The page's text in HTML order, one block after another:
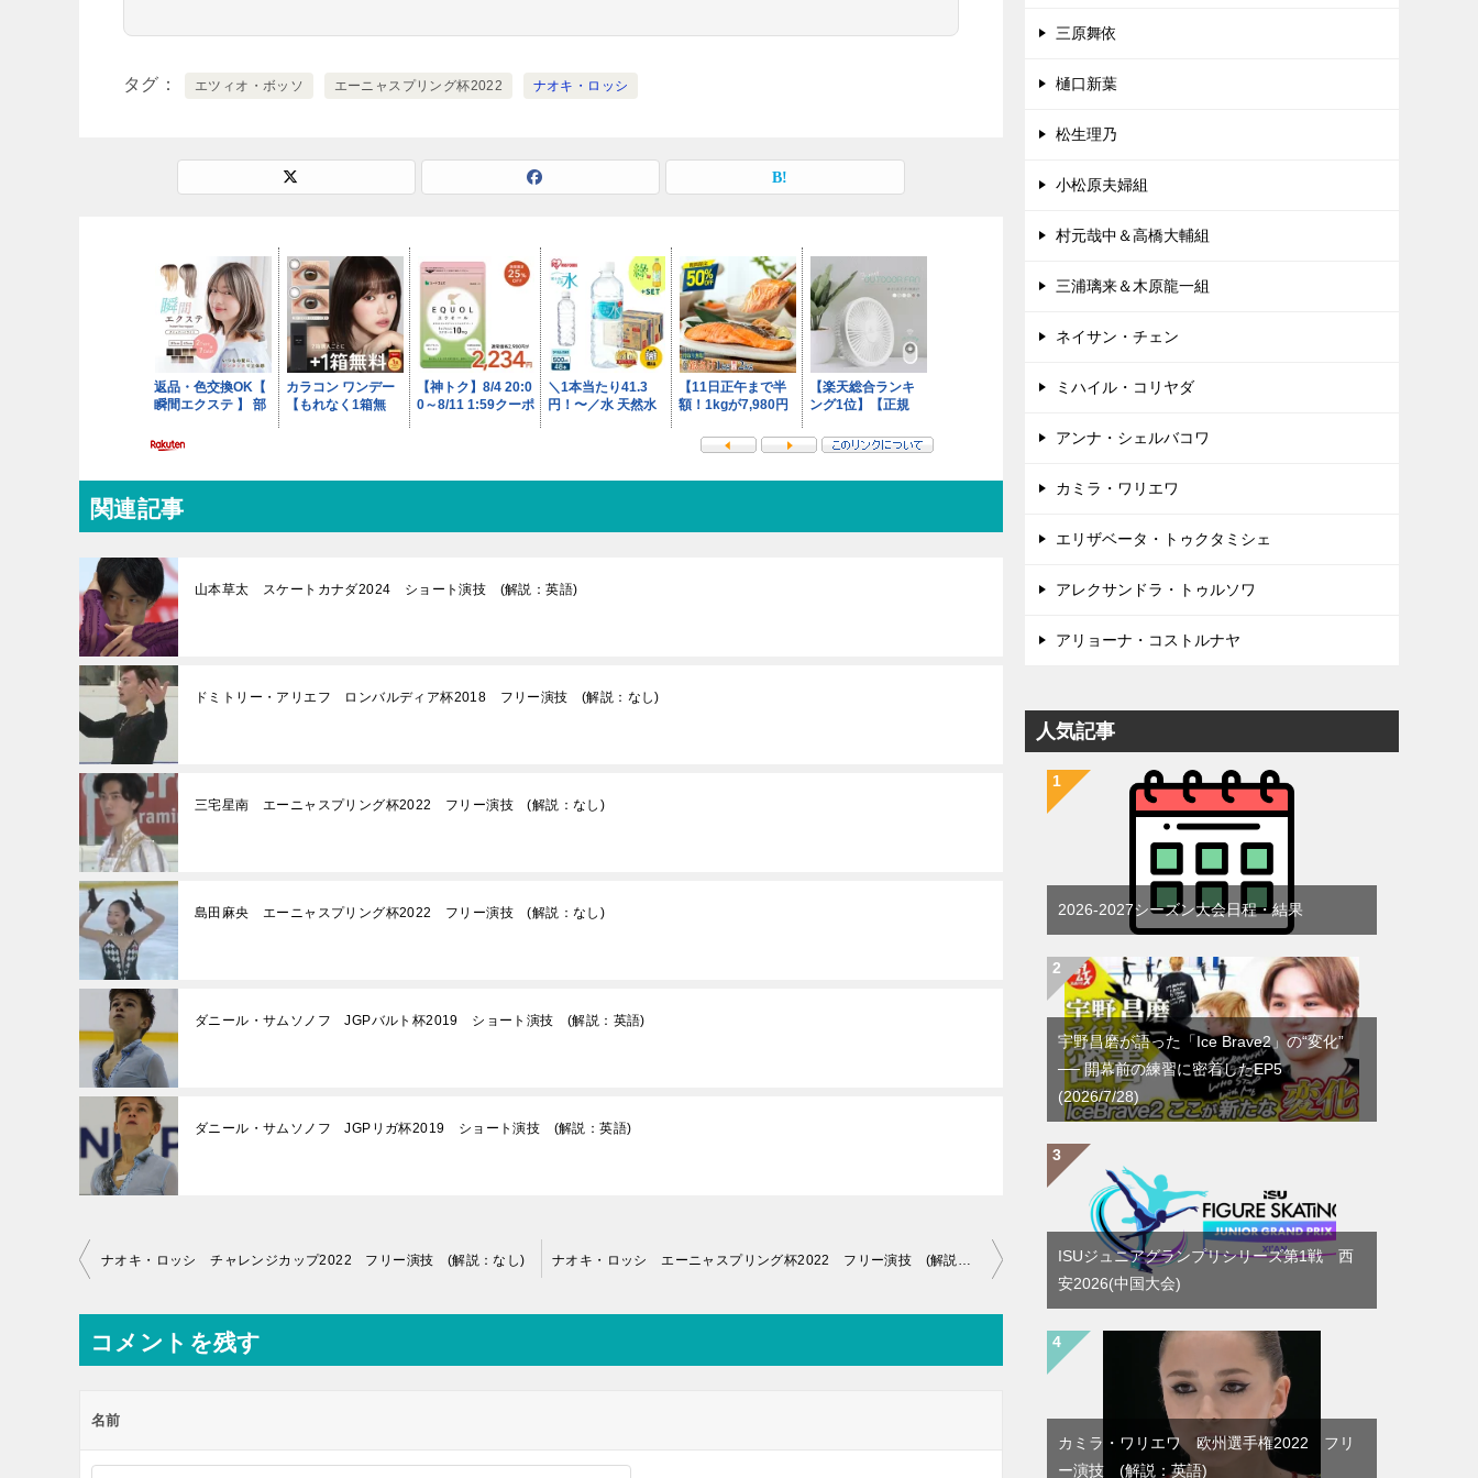
タグ エツィオ・ボッソ エーニャスプリング杯2022 ナオキ・ロッシ
関連記事
山本草太 スケートカナダ2024 ショート演技 (解説：英語)
ドミトリー・アリエフ ロンバルディア杯2018 フリー演技 (解説：なし)
三宅星南 エーニャスプリング杯2022 フリー演技 (解説：なし)
島田麻央 エーニャスプリング杯2022 フリー演技 (解説：なし)
ダニール・サムソノフ JGPバルト杯2019 ショート演技 (解説：英語)
ダニール・サムソノフ JGPリガ杯2019 ショート演技 (解説：英語)
投
ビ
ー
シ
ナオキ・ロッシ チャレンジカップ2022 フリー演技 (解説：なし) ナオキ・ロッシ エーニャスプリング杯2022 フリー演技 (解説：なし)
コメントを残す
名前
三原舞依
樋口新葉
松生理乃
小松原夫婦組
村元哉中＆高橋大輔組
三浦璃来＆木原龍一組
ネイサン・チェン
ミハイル・コリヤダ
アンナ・シェルバコワ
カミラ・ワリエワ
エリザベータ・トゥクタミシェ
アレクサンドラ・トゥルソワ
アリョーナ・コストルナヤ
人気記事
2026-2027シーズン大会日程・結果
宇野昌磨が語った「Ice Brave2」の“変化”
── 開幕前の練習に密着したEP5
(2026/7/28)
ISUジュニアグランプリシリーズ第1戦 西
安2026(中国大会)
カミラ・ワリエワ 欧州選手権2022 フリ
ー演技 (解説：英語)